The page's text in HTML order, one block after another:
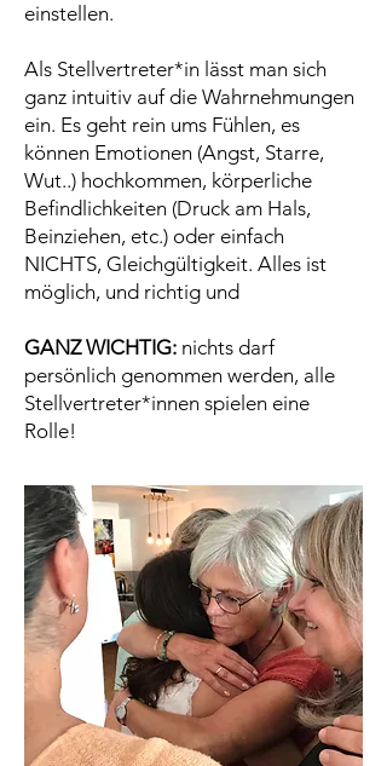
einstellen.
Als Stellvertreter*in lässt man sich
ganz intuitiv auf die Wahrnehmungen
ein. Es geht rein ums Fühlen, es
können Emotionen (Angst, Starre,
Wut..) hochkommen, körperliche
Befindlichkeiten (Druck am Hals,
Beinziehen, etc.) oder einfach
NICHTS, Gleichgültigkeit. Alles ist
möglich, und richtig und
GANZ WICHTIG: nichts darf
persönlich genommen werden, alle
Stellvertreter*innen spielen eine
Rolle!